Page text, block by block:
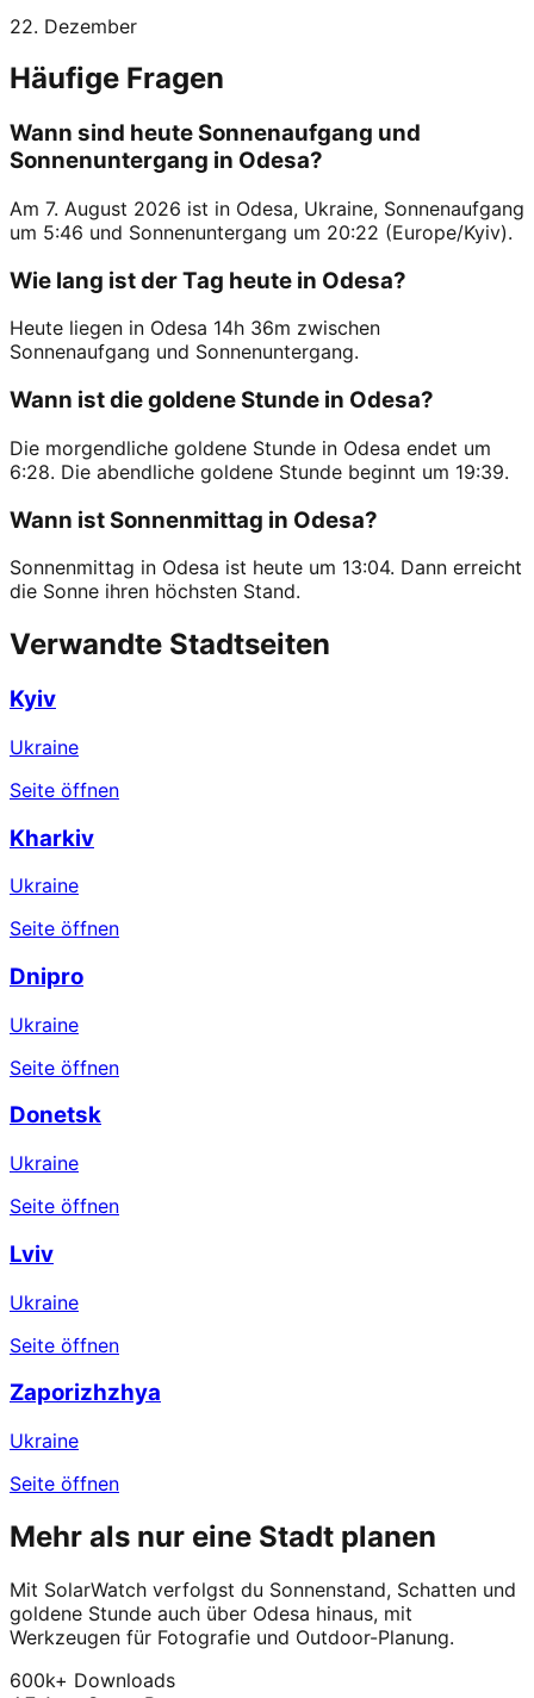
22. Dezember
Häufige Fragen
Wann sind heute Sonnenaufgang und
Sonnenuntergang in Odesa?
Am 7. August 2026 ist in Odesa, Ukraine, Sonnenaufgang
um 5:46 und Sonnenuntergang um 20:22 (Europe/Kyiv).
Wie lang ist der Tag heute in Odesa?
Heute liegen in Odesa 14h 36m zwischen
Sonnenaufgang und Sonnenuntergang.
Wann ist die goldene Stunde in Odesa?
Die morgendliche goldene Stunde in Odesa endet um
6:28. Die abendliche goldene Stunde beginnt um 19:39.
Wann ist Sonnenmittag in Odesa?
Sonnenmittag in Odesa ist heute um 13:04. Dann erreicht
die Sonne ihren höchsten Stand.
Verwandte Stadtseiten
Kyiv
Ukraine
Seite öffnen
Kharkiv
Ukraine
Seite öffnen
Dnipro
Ukraine
Seite öffnen
Donetsk
Ukraine
Seite öffnen
Lviv
Ukraine
Seite öffnen
Zaporizhzhya
Ukraine
Seite öffnen
Mehr als nur eine Stadt planen
Mit SolarWatch verfolgst du Sonnenstand, Schatten und
goldene Stunde auch über Odesa hinaus, mit
Werkzeugen für Fotografie und Outdoor-Planung.
600k+ Downloads